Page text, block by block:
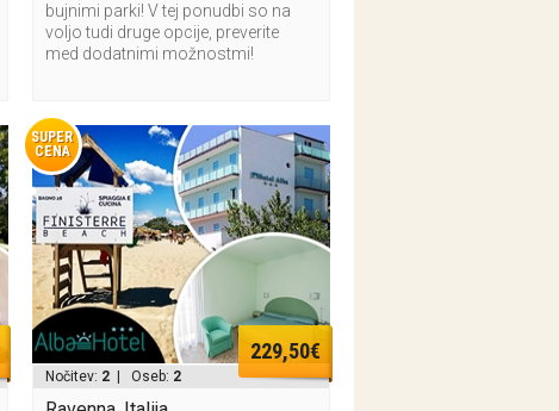
bujnimi parki! V tej ponudbi so na
voljo tudi druge opcije, preverite
med dodatnimi možnostmi!
SUPER
CENA
229,50€
Nočitev: 2 | Oseb: 2